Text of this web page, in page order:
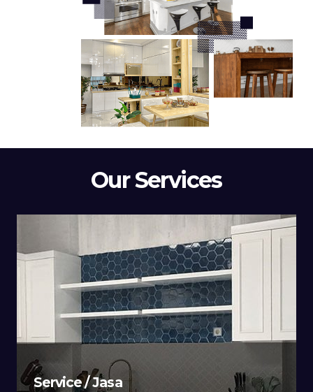
Our Services
Service / Jasa